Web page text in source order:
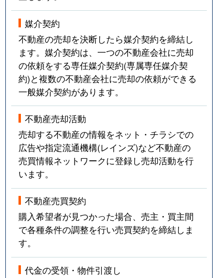
媒介契約
不動産の売却を決断したら媒介契約を締結し
ます。媒介契約は、一つの不動産会社に売却
の依頼をする専任媒介契約(専属専任媒介契
約)と複数の不動産会社に売却の依頼ができる
一般媒介契約があります。
不動産売却活動
売却する不動産の情報をネット・チラシでの
広告や指定流通機構(レインズ)など不動産の
売買情報ネットワークに登録し売却活動を行
います。
不動産売買契約
購入希望者が見つかった場合、売主・買主間
で各種条件の調整を行い売買契約を締結しま
す。
代金の受領・物件引渡し